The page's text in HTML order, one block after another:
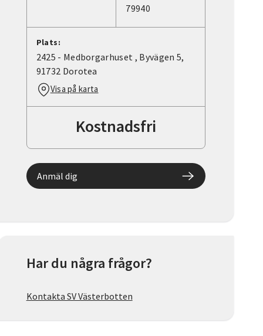
79940
Plats:
2425 - Medborgarhuset , Byvägen 5,
91732 Dorotea
Visa på karta
Kostnadsfri
Anmäl dig
Har du några frågor?
Kontakta SV Västerbotten